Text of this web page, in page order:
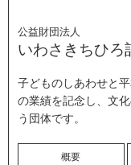
公益財団法人
いわさきちひ
子どものしあわせと
の業績を記念し、文
う団体です。
概要